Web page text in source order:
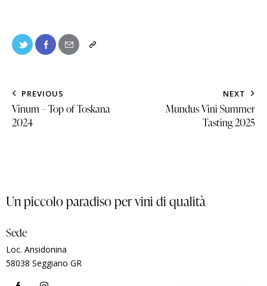
PREVIOUS
Vinum – Top of Toskana
2024
NEXT
Mundus Vini Summer
Tasting 2025
Un piccolo paradiso per vini di qualità
Sede
Loc. Ansidonina
58038 Seggiano GR